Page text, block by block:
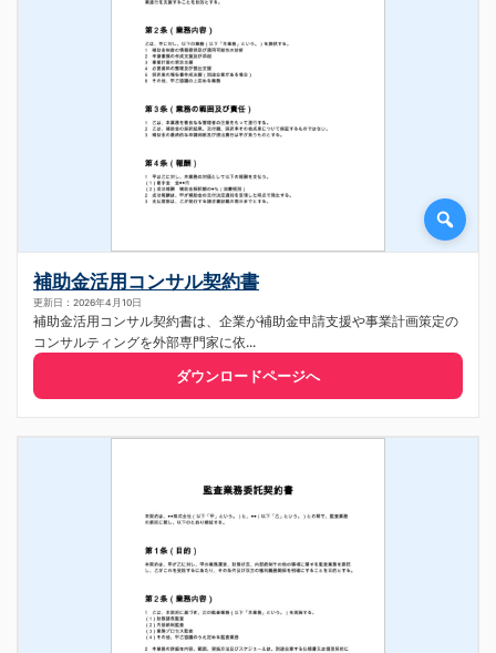
補助金活用コンサル契約書
更新日：2026年4月10日
補助金活用コンサル契約書は、企業が補助金申請支援や事業計画策定の
コンサルティングを外部専門家に依...
ダウンロードページへ